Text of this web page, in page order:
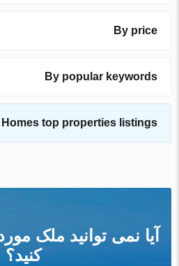
By price
By popular keywords
Homes top properties listings
آیا نمی توانید ملک
کنید؟